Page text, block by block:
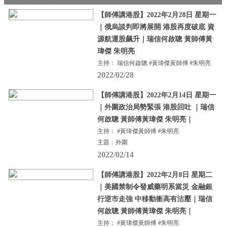
【師傅講港股】2022年2月28日 星期一
｜俄烏談判即將展開 港股再度破底 資
源航運股飆升｜瑞信何啟聰 黃師傅黃
瑋傑 朱明亮
主持： 瑞信何啟聰 #黃瑋傑黃師傅 #朱明亮
2022/02/28
【師傅講港股】2022年2月14日 星期一
｜外圍政治局勢緊張 港股回吐 ｜瑞信
何啟聰 黃師傅黃瑋傑 朱明亮｜
主持： #黃瑋傑黃師傅 #朱明亮
主題：外圍
2022/02/14
【師傅講港股】2022年2月8日 星期二
｜美國禁制令發威藥明系當災 金融銀
行逆市走強 中移動衝高有沽壓｜瑞信
何啟聰 黃師傅黃瑋傑 朱明亮｜
主持： #黃瑋傑黃師傅 #朱明亮